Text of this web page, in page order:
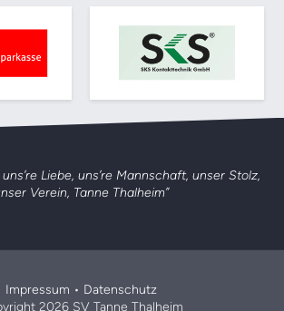
Liebe, uns’re Mannschaft, unser Stolz,
Verein, Tanne Thalheim”
Impressum • Datenschutz
2026 SV Tanne Thalheim